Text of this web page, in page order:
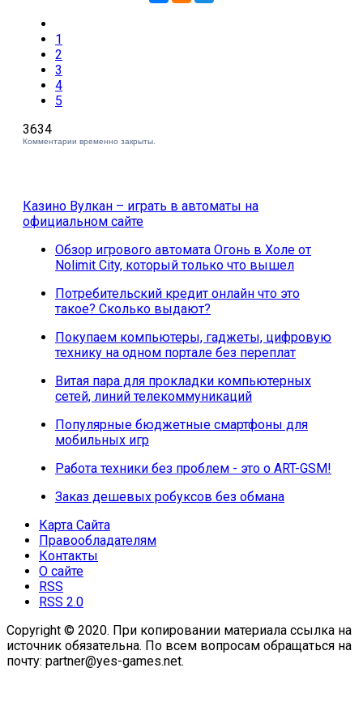
1
2
3
4
5
3634
Комментарии временно закрыты.
Казино Вулкан – играть в автоматы на
официальном сайте
Обзор игрового автомата Огонь в Холе от
Nolimit City, который только что вышел
Потребительский кредит онлайн что это
такое? Сколько выдают?
Покупаем компьютеры, гаджеты, цифровую
технику на одном портале без переплат
Витая пара для прокладки компьютерных
сетей, линий телекоммуникаций
Популярные бюджетные смартфоны для
мобильных игр
Работа техники без проблем - это о ART-GSM!
Заказ дешевых робуксов без обмана
Карта Сайта
Правообладателям
Контакты
О сайте
RSS
RSS 2.0
Copyright © 2020. При копировании материала ссылка на
источник обязательна. По всем вопросам обращаться на
почту: partner@yes-games.net.